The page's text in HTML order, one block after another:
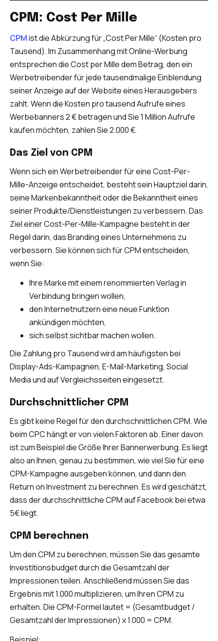
CPM: Cost Per Mille
CPMist die Abkürzung für „Cost Per Mille“ (Kosten pro
Tausend). Im Zusammenhang mit Online-Werbung
entsprechen die Cost per Mille dem Betrag, den ein
Werbetreibender für jede tausendmalige Einblendung
seiner Anzeige auf der Website eines Herausgebers
zahlt. Wenn die Kosten pro tausend Aufrufe eines
Werbebanners 2 € betragen und Sie 1 Million Aufrufe
kaufen möchten, zahlen Sie 2.000 €.
Das Ziel von CPM
Wenn sich ein Werbetreibender für eine Cost-Per-
Mille-Anzeige entscheidet, besteht sein Hauptziel darin,
seine Markenbekanntheit oder die Bekanntheit eines
seiner Produkte/Dienstleistungen zu verbessern. Das
Ziel einer Cost-Per-Mille-Kampagne besteht in der
Regel darin, das Branding eines Unternehmens zu
verbessern. Sie können sich für CPM entscheiden,
wenn Sie:
Ihre Marke mit einem renommierten Verlag in
Verbindung bringen wollen,
den Internetnutzern eine neue Funktion
ankündigen möchten,
sich selbst sichtbar machen wollen.
Die Zahlung pro Tausend wird am häufigsten bei
Display-Ads-Kampagnen, E-Mail-Marketing, Social
Media und auf Vergleichsseiten eingesetzt.
Durchschnittlicher CPM
Es gibt keine Regel für den durchschnittlichen CPM. Wie
beim CPC hängt er von vielen Faktoren ab. Einer davon
ist zum Beispiel die Größe Ihrer Bannerwerbung. Es liegt
also an Ihnen, genau zu bestimmen, wie viel Sie für eine
CPM-Kampagne ausgeben können, und dann den
Return on Investment zu berechnen. Es wird geschätzt,
dass der durchschnittliche CPM auf Facebook bei etwa
5€ liegt.
CPM berechnen
Um den CPM zu berechnen, müssen Sie das gesamte
Investitionsbudget durch die Gesamtzahl der
Impressionen teilen. Anschließend müssen Sie das
Ergebnis mit 1.000 multiplizieren, um Ihren CPM zu
erhalten. Die CPM-Formel lautet = (Gesamtbudget /
Gesamtzahl der Impressionen) x 1.000 = CPM.